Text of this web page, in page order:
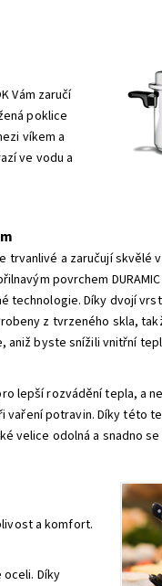
Vám zaručí
poklice
víkem a
ve vodu a
trvanlivé a zaručují skvělé
povrchem
Díky dvojí
z tvrzeného skla,
aniž byste snížili vnitřní
lepší rozvádění tepla, a
potravin. Díky této
velice odolná a snadno
a komfort.
Díky